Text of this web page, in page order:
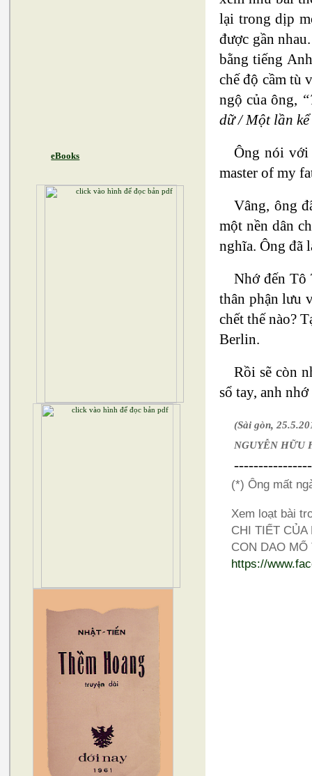
eBooks
lại trong dịp
được gần
bằng tiếng
chế độ cầm tù
ngộ của ông,
dữ / Một lần
Ông nói với
master of my
Vâng, ông
một nền dân
nghĩa. Ông đã
Nhớ đến Tô
thân phận lưu
chết thế nào?
Berlin.
Rồi sẽ còn
sổ tay, anh
(Sài gòn,
NGUYỄN HỮU
----------------
(*) Ông mất
Xem loạt bài
CHI TIẾT CỦA
CON DAO MỔ
https://